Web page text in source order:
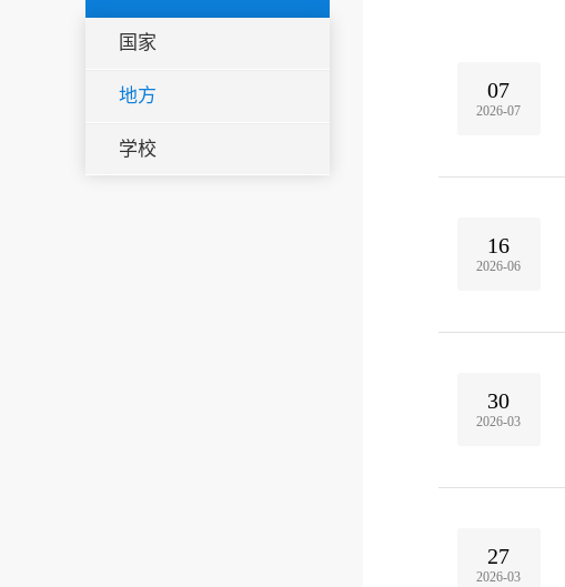
国家
地方
学校
07
2026-07
16
2026-06
30
2026-03
27
2026-03